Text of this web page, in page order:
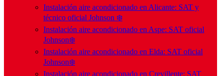
Instalación aire acondicionado en Alicante: SAT y
técnico oficial Johnson ❄️
Instalación aire acondicionado en Aspe: SAT oficial
Johnson❄️
Instalación aire acondicionado en Elda: SAT oficial
Johnson❄️
Instalación aire acondicionado en Crevillente: SAT